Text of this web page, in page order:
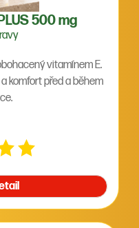
500 mg
vitamínem E.
komfort před a během